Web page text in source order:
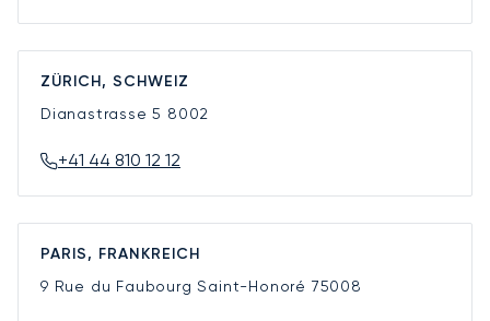
ZÜRICH, SCHWEIZ
Dianastrasse 5 8002
+41 44 810 12 12
PARIS, FRANKREICH
9 Rue du Faubourg Saint-Honoré 75008